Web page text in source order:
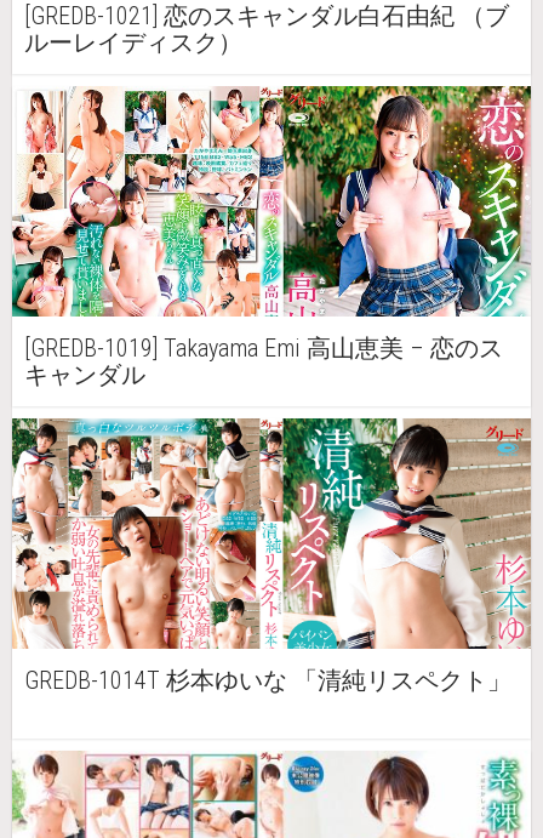
[GREDB-1021] 恋のスキャンダル白石由紀 （ブ
ルーレイディスク）
[GREDB-1019] Takayama Emi 高山恵美 – 恋のス
キャンダル
GREDB-1014T 杉本ゆいな 「清純リスペクト」